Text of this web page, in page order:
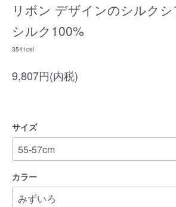
リボン デザインのシルク
シルク100%
3541cel
9,807円(内税)
サイズ
カラー